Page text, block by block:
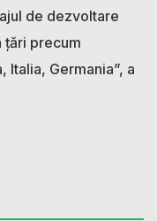
de dezvoltare
țări precum
Italia, Germania”, a